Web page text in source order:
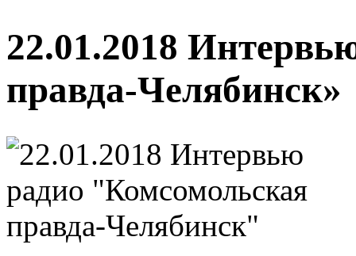
22.01.2018
правда-Челябинск»